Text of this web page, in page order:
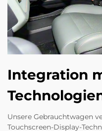
Integration
Unsere Gebrauchtwagen
Touchscreen-Display-